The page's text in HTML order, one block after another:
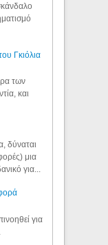
Γκιόλια
των
και
δύναται
μια
για...
για